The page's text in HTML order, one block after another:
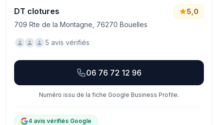
DT clotures
709 Rte de la Montagne, 76270 Bouelles
5,0
5 avis vérifiés
06 76 72 12 96
Numéro issu de la fiche Google Business Profile.
4 avis vérifiés Google